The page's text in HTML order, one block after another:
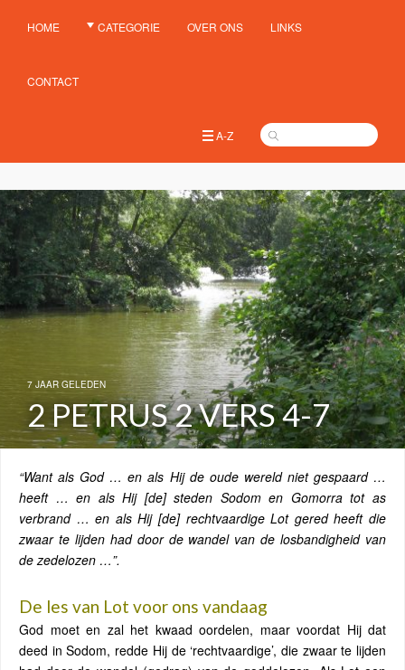
HOME CATEGORIE OVER ONS LINKS
CONTACT
A-Z
7 JAAR GELEDEN
2 PETRUS 2 VERS 4-7
“Want als God … en als Hij de oude wereld niet gespaard …
heeft … en als Hij [de] steden Sodom en Gomorra tot as
verbrand … en als Hij [de] rechtvaardige Lot gered heeft die
zwaar te lijden had door de wandel van de losbandigheid van
de zedelozen …”.
De les van Lot voor ons vandaag
God moet en zal het kwaad oordelen, maar voordat Hij dat
deed in Sodom, redde Hij de ‘rechtvaardige’, die zwaar te lijden